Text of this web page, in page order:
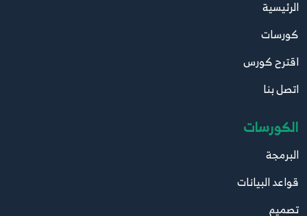
13
13.13
14
14.14
15
15.15
16.16
الرئيسية
كورسات
اقترح كورس
اتصل بنا
الكورسات
البرمجة
قواعد البيانات
تصميم